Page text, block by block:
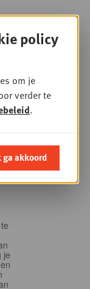
je
policy
om je
verder te
.
ga akkoord